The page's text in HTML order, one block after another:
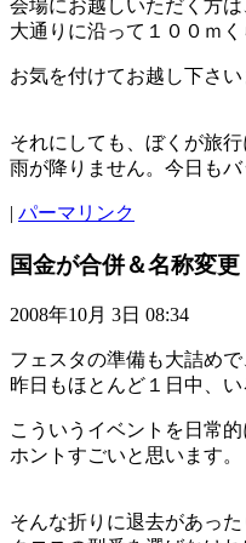
会場にお越しいただく方は
大通りに沿って１００ｍ
お気を付けてお越し下さい
それにしても、ぼくが旅
雨が降りません。今日もバ
| パーマリンク
国金が合併＆名称変更
2008年10月 3日 08:34
フェスタの準備も大詰めで
昨日もほとんど１日中、い
こういうイベントを日常
ホントすごいと思います。
そんな折りに退去があっ